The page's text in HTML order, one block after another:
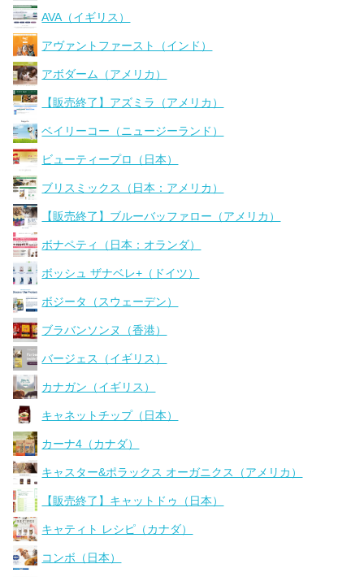
AVA（イギリス）
アヴァントファースト（インド）
アボダーム（アメリカ）
【販売終了】アズミラ（アメリカ）
ベイリーコー（ニュージーランド）
ビューティープロ（日本）
ブリスミックス（日本：アメリカ）
【販売終了】ブルーバッファロー（アメリカ）
ボナペティ（日本：オランダ）
ボッシュ ザナベレ+（ドイツ）
ボジータ（スウェーデン）
ブラバンソンヌ（香港）
バージェス（イギリス）
カナガン（イギリス）
キャネットチップ（日本）
カーナ4（カナダ）
キャスター&ポラックス オーガニクス（アメリカ）
【販売終了】キャットドゥ（日本）
キャティト レシピ（カナダ）
コンボ（日本）